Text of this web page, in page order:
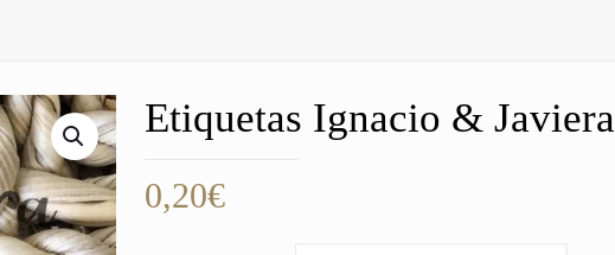
Etiquetas Ignacio & Javiera
0,20€